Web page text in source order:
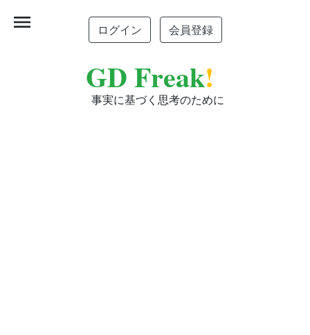
ログイン 会員登録
GD Freak!
事実に基づく思考のために
menu